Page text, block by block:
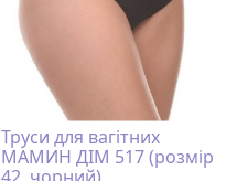
Труси для вагітних
МАМИН ДІМ 517 (розмір